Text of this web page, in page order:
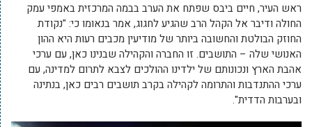
ראש העיר, חיים ביבס שפתח את הערב בבמה המרכזית באמפי עמק
החולה ודיבר אל הקהל הרב שהגיע לחגוג, אמר בנאומו כי: "נקודת
החוזק הבולטת והחשובה ביותר של מודיעין מכבים רעות היא ההון
האנושי שלה – התושבים. זו החברה והקהילה שבנינו כאן, עם ערכי
אהבת הארץ ונכונותם של ילדינו ההולכים לצבא לתרום למדינה, עם
ערכי ההתנדבות והתרומה לקהילה בקרב תושבים רבים כאן, בנתינה
ובערבות הדדית".